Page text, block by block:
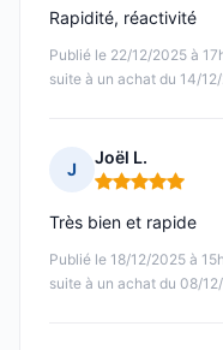
Publié le 22/12/2025 à
suite à un achat du 14/
Rapidité, réactivité
J
Joël L.
Note : 5 sur 5
Publié le 18/12/2025 à
suite à un achat du 08/
Très bien et rapide